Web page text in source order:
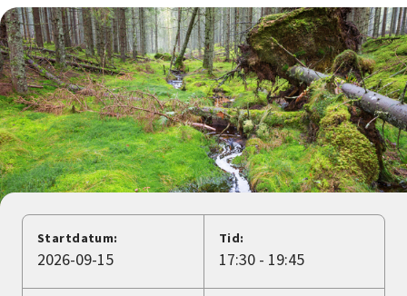
Om SV
Starta studiecirkel
Cirkelledare
Nyheter
Avdelningar
Startdatum:
2026-09-15
Tid:
17:30 - 19:45